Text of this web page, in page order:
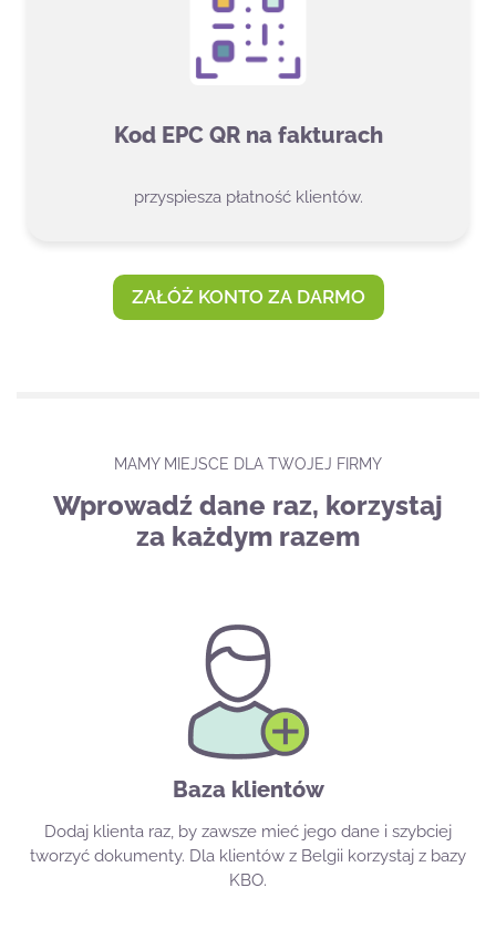
Kod EPC QR na fakturach
przyspiesza płatność klientów.
ZAŁÓŻ KONTO ZA DARMO
MAMY MIEJSCE DLA TWOJEJ FIRMY
Wprowadź dane raz, korzystaj
za każdym razem
Baza klientów
Dodaj klienta raz, by zawsze mieć jego dane i szybciej
tworzyć dokumenty. Dla klientów z Belgii korzystaj z bazy
KBO.